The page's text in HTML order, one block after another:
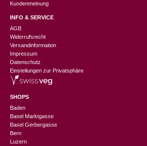
Kundenmeinung
INFO & SERVICE
AGB
Widerrufsrecht
Versandinformation
Impressum
Datenschutz
Einstellungen zur Privatsphäre
SHOPS
Baden
Basel Marktgasse
Basel Gerbergasse
Bern
Luzern